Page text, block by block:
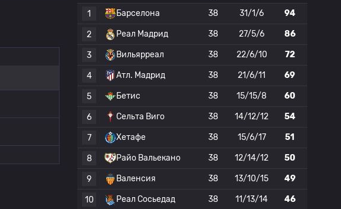
1
Барселона 38 31/1/6 94
2 Реал Мадрид 38 27/5/6 86
3 Вильярреал 38 22/6/10 72
4 Атл. Мадрид 38 21/6/11 69
5 Бетис 38 15/15/8 60
6 Сельта Виго 38 14/12/12 54
7 Хетафе 38 15/6/17 51
8 Райо Вальекано 38 12/14/12 50
9 Валенсия 38 13/10/15 49
10 Реал Сосьедад 38 11/13/14 46